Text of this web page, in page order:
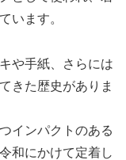
います。
や手紙、さらには
きた歴史がありま
インパクトのある
和にかけて定着し